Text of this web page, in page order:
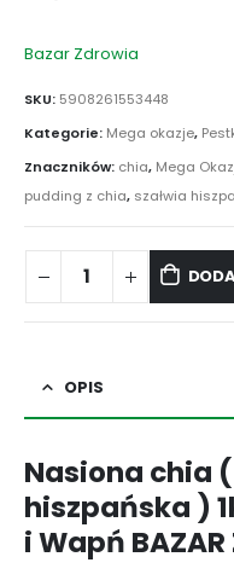
Bazar Zdrowia
SKU: 5908261553448
Kategorie: Mega okazje,
Znaczników: chia, Mega
pudding z chia, szałwia
OPIS
Nasiona chia
hiszpańska )
i Wapń BAZAR